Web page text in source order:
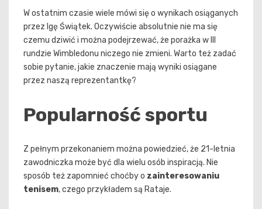
W ostatnim czasie wiele mówi się o wynikach osiąganych
przez Igę Świątek. Oczywiście absolutnie nie ma się
czemu dziwić i można podejrzewać, że porażka w III
rundzie Wimbledonu niczego nie zmieni. Warto też zadać
sobie pytanie, jakie znaczenie mają wyniki osiągane
przez naszą reprezentantkę?
Popularność sportu
Z pełnym przekonaniem można powiedzieć, że 21-letnia
zawodniczka może być dla wielu osób inspiracją. Nie
sposób też zapomnieć choćby o zainteresowaniu
tenisem, czego przykładem są Rataje.